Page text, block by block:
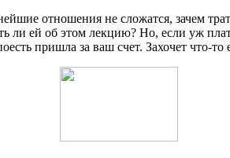
отношения не сложатся, зачем
ли ей об этом лекцию? Но, если уж
пришла за ваш счет. Захочет что-то